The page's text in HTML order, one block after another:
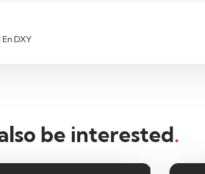
DXY
be interested.